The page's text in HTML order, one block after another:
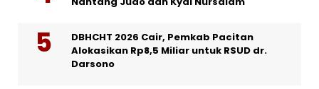
DBHCHT 2026 Cair, Pemkab Pacitan
Alokasikan Rp8,5 Miliar untuk RSUD dr.
Darsono